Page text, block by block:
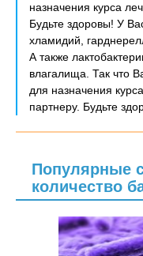
назначения курса
Будьте здоровы! У
хламидий,
А также
влагалища. Так что
для назначения
партнеру. Будьте
Популярные
количество